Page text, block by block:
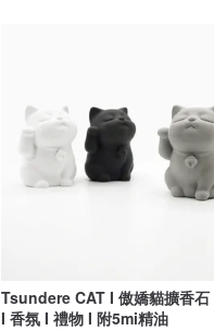
Tsundere CAT I 傲嬌貓擴香石
I 香氛 I 禮物 I 附5mi精油